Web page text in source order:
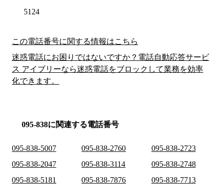
5124
この電話番号に関する情報はこちら
迷惑電話にお困りではないですか？電話自動応答サービ
ス アイブリーなら迷惑電話をブロックして業務を効率
化できます。
095-838に関連する電話番号
095-838-5007 095-838-2760
095-838-2723
095-838-2047
095-838-3114
095-838-2748
095-838-5181
095-838-7876
095-838-7713